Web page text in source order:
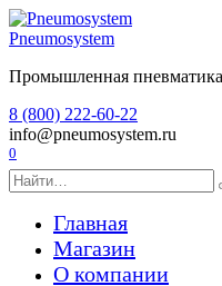
Перейти
к
Pneumosystem
Промышленная пневматика
8 (800) 222-60-22
info@pneumosystem.ru
0
Search
for:
Главная
Магазин
О компании